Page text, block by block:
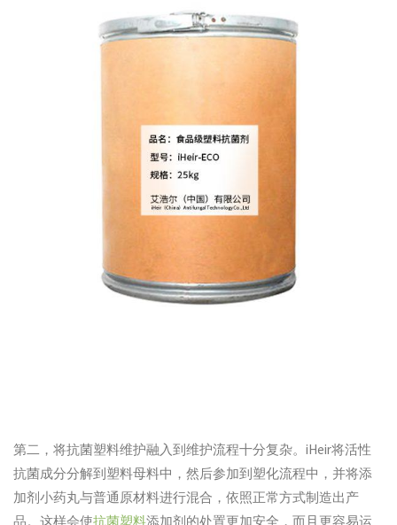
第二，将抗菌塑料维护融入到维护流程十分复杂。iHeir将活性
抗菌成分分解到塑料母料中，然后参加到塑化流程中，并将添
加剂小药丸与普通原材料进行混合，依照正常方式制造出产
品。这样会使抗菌塑料添加剂的处置更加安全，而且更容易运